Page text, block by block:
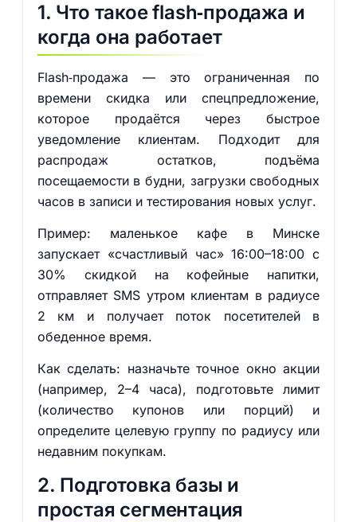
1. Что такое flash‑продажа и
когда она работает
Flash‑продажа — это ограниченная по
времени скидка или спецпредложение,
которое продаётся через быстрое
уведомление клиентам. Подходит для
распродаж остатков, подъёма
посещаемости в будни, загрузки свободных
часов в записи и тестирования новых услуг.
Пример: маленькое кафе в Минске
запускает «счастливый час» 16:00–18:00 с
30% скидкой на кофейные напитки,
отправляет SMS утром клиентам в радиусе
2 км и получает поток посетителей в
обеденное время.
Как сделать: назначьте точное окно акции
(например, 2–4 часа), подготовьте лимит
(количество купонов или порций) и
определите целевую группу по радиусу или
недавним покупкам.
2. Подготовка базы и
простая сегментация